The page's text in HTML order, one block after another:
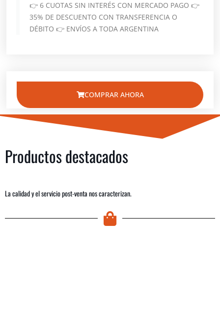
👉 6 CUOTAS SIN INTERÉS CON MERCADO PAGO 👉
35% DE DESCUENTO CON TRANSFERENCIA O
DÉBITO 👉 ENVÍOS A TODA ARGENTINA
COMPRAR AHORA
Productos destacados
La calidad y el servicio post-venta nos caracterizan.